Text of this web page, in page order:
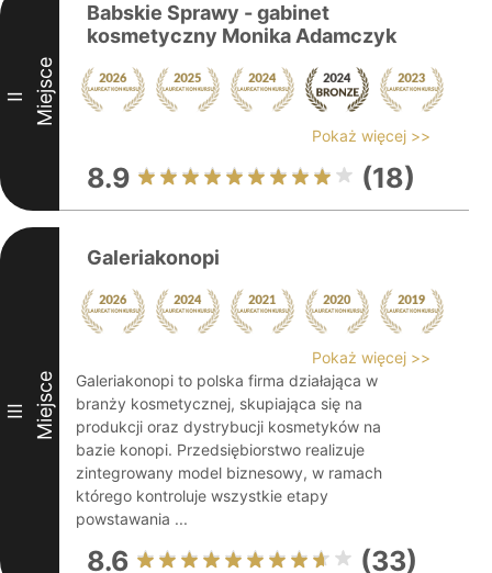
II Miejsce
Babskie Sprawy - gabinet
kosmetyczny Monika Adamczyk
Pokaż więcej >>
8.9 (18)
III Miejsce
Galeriakonopi
Pokaż więcej >>
Galeriakonopi to polska firma działająca w
branży kosmetycznej, skupiająca się na
produkcji oraz dystrybucji kosmetyków na
bazie konopi. Przedsiębiorstwo realizuje
zintegrowany model biznesowy, w ramach
którego kontroluje wszystkie etapy
powstawania ...
8.6 (33)